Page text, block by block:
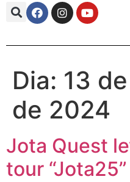
Dia: 13
de 2024
Jota Quest
tour